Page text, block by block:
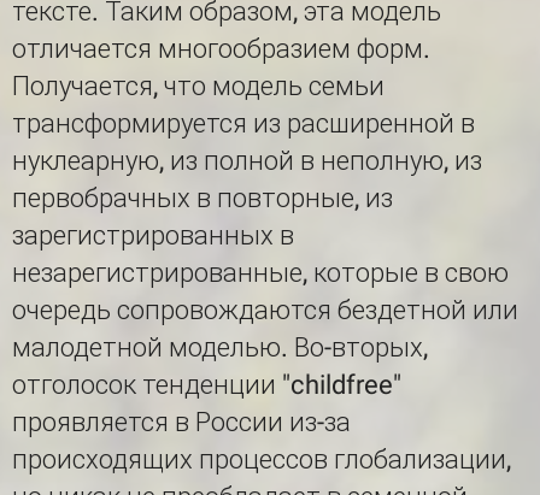
тексте. Таким образом, эта модель
отличается многообразием форм.
Получается, что модель семьи
трансформируется из расширенной в
нуклеарную, из полной в неполную, из
первобрачных в повторные, из
зарегистрированных в
незарегистрированные, которые в свою
очередь сопровождаются бездетной или
малодетной моделью. Во-вторых,
отголосок тенденции "childfree"
проявляется в России из-за
происходящих процессов глобализации,